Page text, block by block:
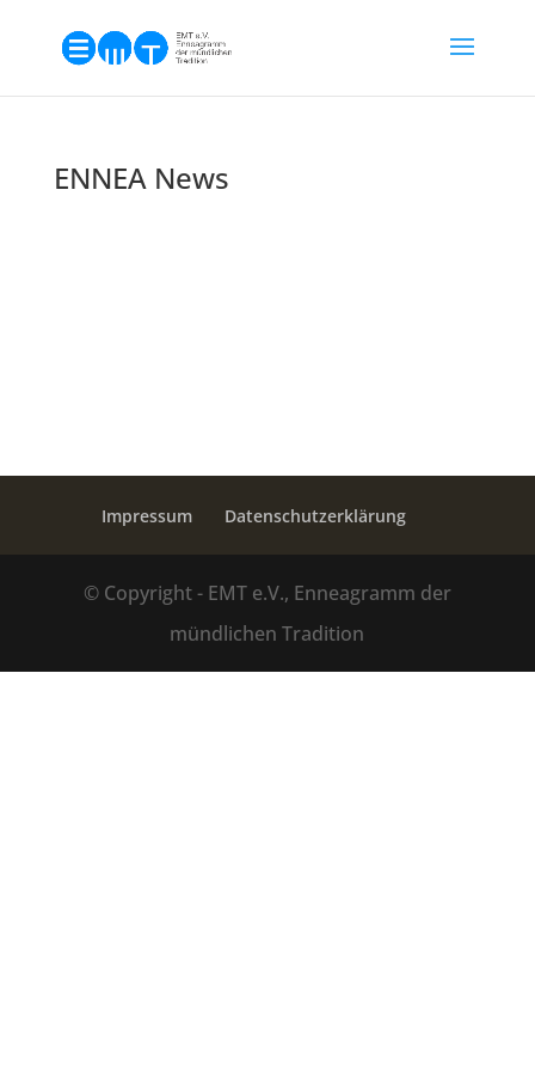
ENNEA News
Impressum Datenschutzerklärung
© Copyright - EMT e.V., Enneagramm der
mündlichen Tradition